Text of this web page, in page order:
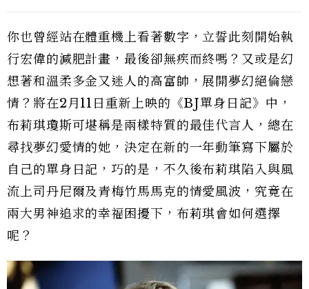
你也曾經站在體重機上看著數字，立誓此刻開始執
行宏偉的減肥計畫，最後卻無疾而終嗎？又或是幻
想著和溫柔多金又迷人的高富帥，展開夢幻絕倫戀
情？將在2月11日重新上映的《BJ單身日記》中，
布莉琪瓊斯可堪稱是兩樣特質的最佳代言人，總在
尋找夢幻愛情的她，決定在新的一年動筆寫下屬於
自己的單身日記，巧的是，不久後布莉琪陷入與風
流上司丹尼爾及青梅竹馬馬克的情愛風波，究竟在
兩大男神追求的幸福困擾下，布莉琪會如何選擇
呢？